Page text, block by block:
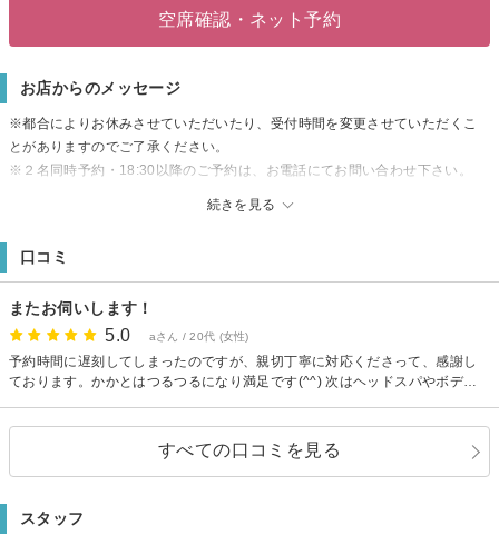
週末の自分へのご褒美にも♪癒されながらキレイになれるサロンで、美活を始
空席確認・ネット予約
お店からのメッセージ
続きを見る
※都合によりお休みさせていただいたり、受付時間を変更させていただくこ
とがありますのでご了承ください。
※２名同時予約・18:30以降のご予約は、お電話にてお問い合わせ下さい。
【駐車場】
駐車場のご用意はありませんが近くにコインパーキングがあります。
口コミ
またお伺いします！
5.0 aさん / 20代 (女性)
予約時間に遅刻してしまったのですが、親切丁寧に対応くださって、感謝し
ております。かかとはつるつるになり満足です(^^) 次はヘッドスパやボディ
すべての口コミを見る
スタッフ